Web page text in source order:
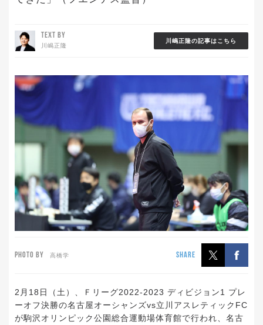
TEXT BY
川嶋正隆
川嶋正隆の記事はこちら
PHOTO BY 高橋学 SHARE
2月18日（土）、Ｆリーグ2022-2023 ディビジョン1 プレ
ーオフ決勝の名古屋オーシャンズvs立川アスレティックFC
が駒沢オリンピック公園総合運動場体育館で行われ、名古